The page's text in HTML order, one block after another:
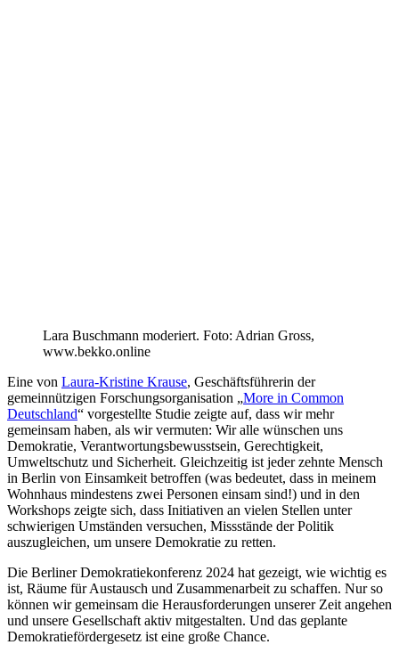
Lara Buschmann moderiert. Foto: Adrian Gross,
www.bekko.online
Eine von Laura-Kristine Krause, Geschäftsführerin der
gemeinnützigen Forschungsorganisation „More in Common
Deutschland“ vorgestellte Studie zeigte auf, dass wir mehr
gemeinsam haben, als wir vermuten: Wir alle wünschen uns
Demokratie, Verantwortungsbewusstsein, Gerechtigkeit,
Umweltschutz und Sicherheit. Gleichzeitig ist jeder zehnte Mensch
in Berlin von Einsamkeit betroffen (was bedeutet, dass in meinem
Wohnhaus mindestens zwei Personen einsam sind!) und in den
Workshops zeigte sich, dass Initiativen an vielen Stellen unter
schwierigen Umständen versuchen, Missstände der Politik
auszugleichen, um unsere Demokratie zu retten.
Die Berliner Demokratiekonferenz 2024 hat gezeigt, wie wichtig es
ist, Räume für Austausch und Zusammenarbeit zu schaffen. Nur so
können wir gemeinsam die Herausforderungen unserer Zeit angehen
und unsere Gesellschaft aktiv mitgestalten. Und das geplante
Demokratiefördergesetz ist eine große Chance.